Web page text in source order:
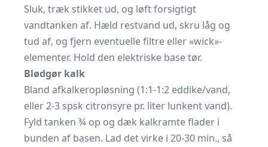
Sluk, træk stikket ud, og løft forsigtigt
vandtanken af. Hæld restvand ud, skru låg og
tud af, og fjern eventuelle filtre eller «wick»-
elementer. Hold den elektriske base tør.
Blødgør kalk
Bland afkalkeropløsning (1:1-1:2 eddike/vand,
eller 2-3 spsk citronsyre pr. liter lunkent vand).
Fyld tanken ¾ op og dæk kalkramte flader i
bunden af basen. Lad det virke i 20-30 min., så